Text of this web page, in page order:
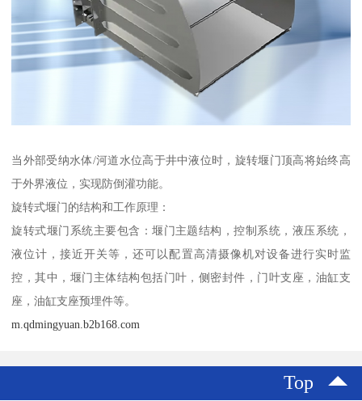
当外部受纳水体/河道水位高于井中液位时，旋转堰门顶高将始终高
于外界液位，实现防倒灌功能。
旋转式堰门的结构和工作原理：
旋转式堰门系统主要包含：堰门主题结构，控制系统，液压系统，
液位计，接近开关等，还可以配置高清摄像机对设备进行实时监
控，其中，堰门主体结构包括门叶，侧密封件，门叶支座，油缸支
座，油缸支座预埋件等。
m.qdmingyuan.b2b168.com
Top